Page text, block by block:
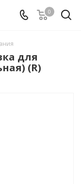
0
для
(R)